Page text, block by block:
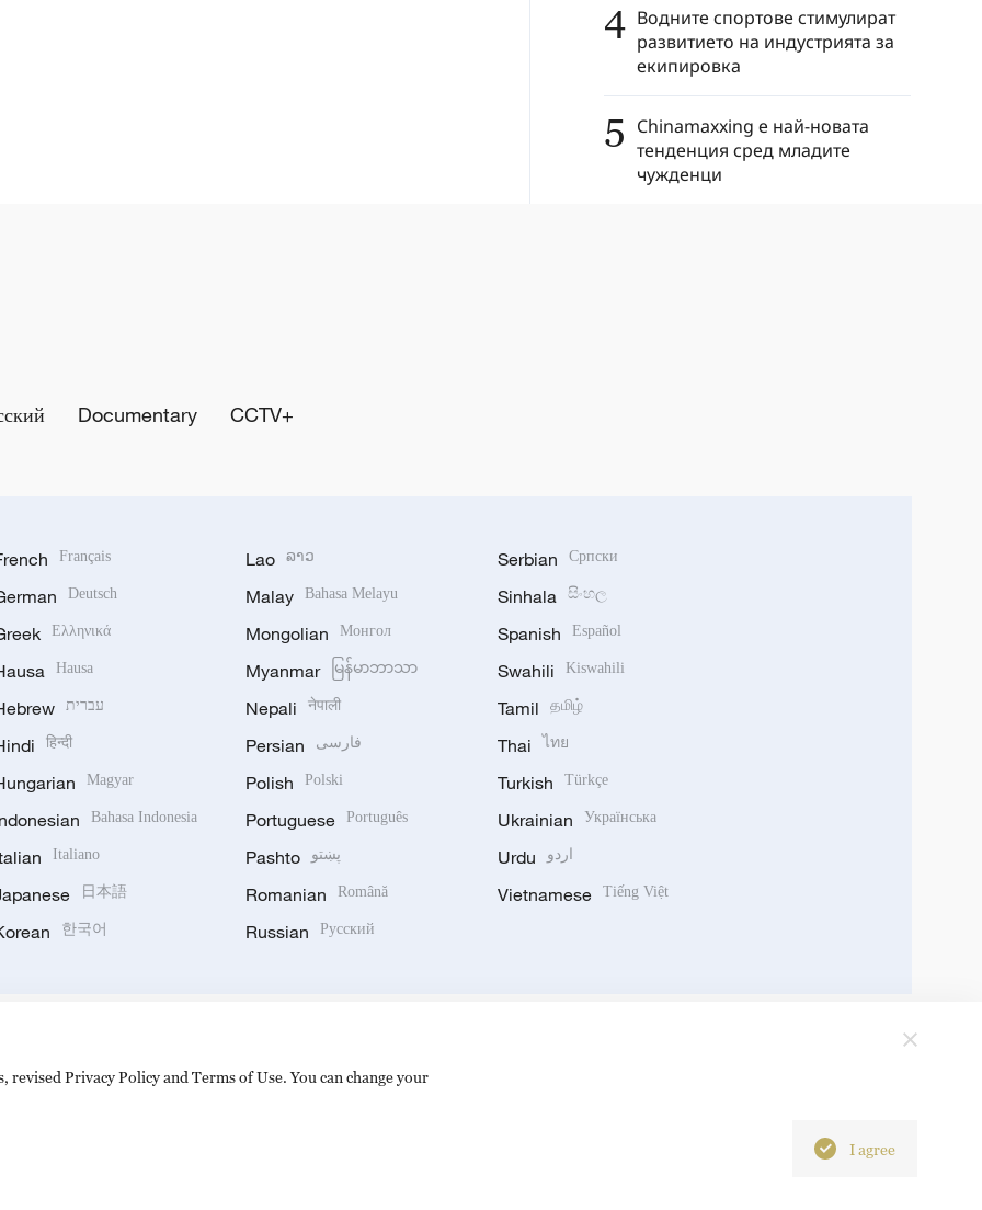
4 Водните спортове стимулират
развитието на индустрията за
екипировка
5 Chinamaxxing е най-новата
тенденция сред младите
чужденци
Documentary CCTV+
Français
Deutsch
Ελληνικά
Hausa
עברית
हिन्दी
Magyar
Bahasa Indonesia
Italiano
日本語
한국어
Lao ລາວ
Malay Bahasa Melayu
Mongolian Монгол
Myanmar မြန်မာဘာသာ
Nepali नेपाली
Persian فارسی
Polish Polski
Portuguese Português
Pashto پښتو
Romanian Română
Russian Русский
Serbian Српски
Sinhala සිංහල
Spanish Español
Swahili Kiswahili
Tamil தமிழ்
Thai ไทย
Turkish Türkçe
Ukrainian Українська
Urdu اردو
Vietnamese Tiếng Việt
Privacy Policy and Terms of Use. You can change your
I agree